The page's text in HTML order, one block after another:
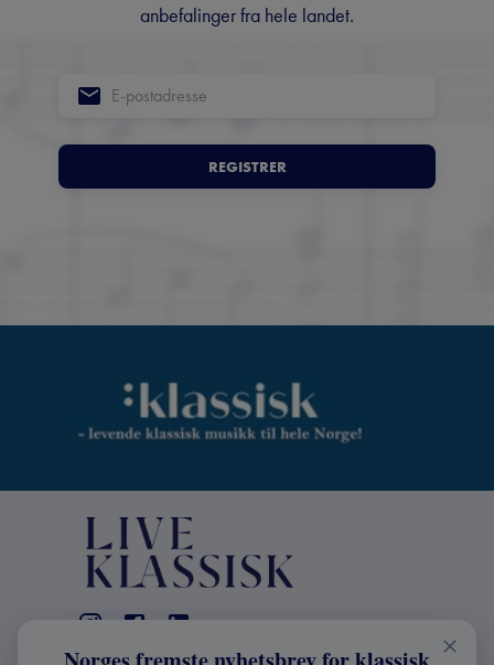
anbefalinger fra hele landet.
REGISTRER